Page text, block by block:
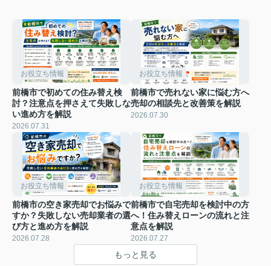
お役立ち情報
前橋市で初めての住み替え検
討？注意点を押さえて失敗しな
い進め方を解説
2026.07.31
お役立ち情報
前橋市で売れない家に悩む方へ
売却の相談先と改善策を解説
2026.07.30
お役立ち情報
前橋市の空き家売却でお悩みで
すか？失敗しない売却業者の選
び方と進め方を解説
2026.07.28
お役立ち情報
前橋市で自宅売却を検討中の方
へ！住み替えローンの流れと注
意点を解説
2026.07.27
もっと見る